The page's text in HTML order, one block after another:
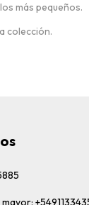
más pequeños.
colección.